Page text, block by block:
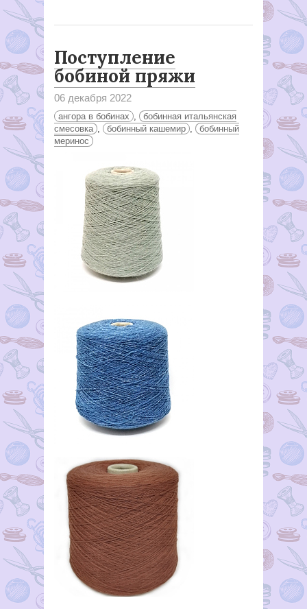
Поступление
бобиной пряжи
06 декабря 2022
ангора в бобинах
бобинная итальянская
смесовка
бобинный кашемир
бобинный
меринос